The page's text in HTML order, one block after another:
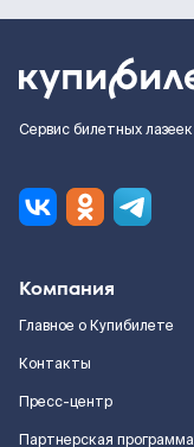
Сервис билетных лазеек
Компания
Главное о Купибилете
Контакты
Пресс-центр
Партнерская программа